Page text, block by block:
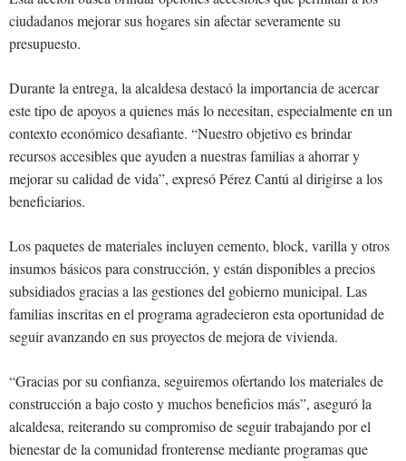
ciudadanos mejorar sus hogares sin afectar severamente su
presupuesto.
Durante la entrega, la alcaldesa destacó la importancia de acercar
este tipo de apoyos a quienes más lo necesitan, especialmente en un
contexto económico desafiante. “Nuestro objetivo es brindar
recursos accesibles que ayuden a nuestras familias a ahorrar y
mejorar su calidad de vida”, expresó Pérez Cantú al dirigirse a los
beneficiarios.
Los paquetes de materiales incluyen cemento, block, varilla y otros
insumos básicos para construcción, y están disponibles a precios
subsidiados gracias a las gestiones del gobierno municipal. Las
familias inscritas en el programa agradecieron esta oportunidad de
seguir avanzando en sus proyectos de mejora de vivienda.
“Gracias por su confianza, seguiremos ofertando los materiales de
construcción a bajo costo y muchos beneficios más”, aseguró la
alcaldesa, reiterando su compromiso de seguir trabajando por el
bienestar de la comunidad fronterense mediante programas que